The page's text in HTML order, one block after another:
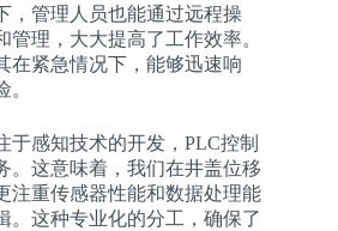
，管理人员也能通过远程操
理，大大提高了工作效率。
在紧急情况下，能够迅速响
于感知技术的开发，PLC控制
。这意味着，我们在井盖位移
注重传感器性能和数据处理能
。这种专业化的分工，确保了